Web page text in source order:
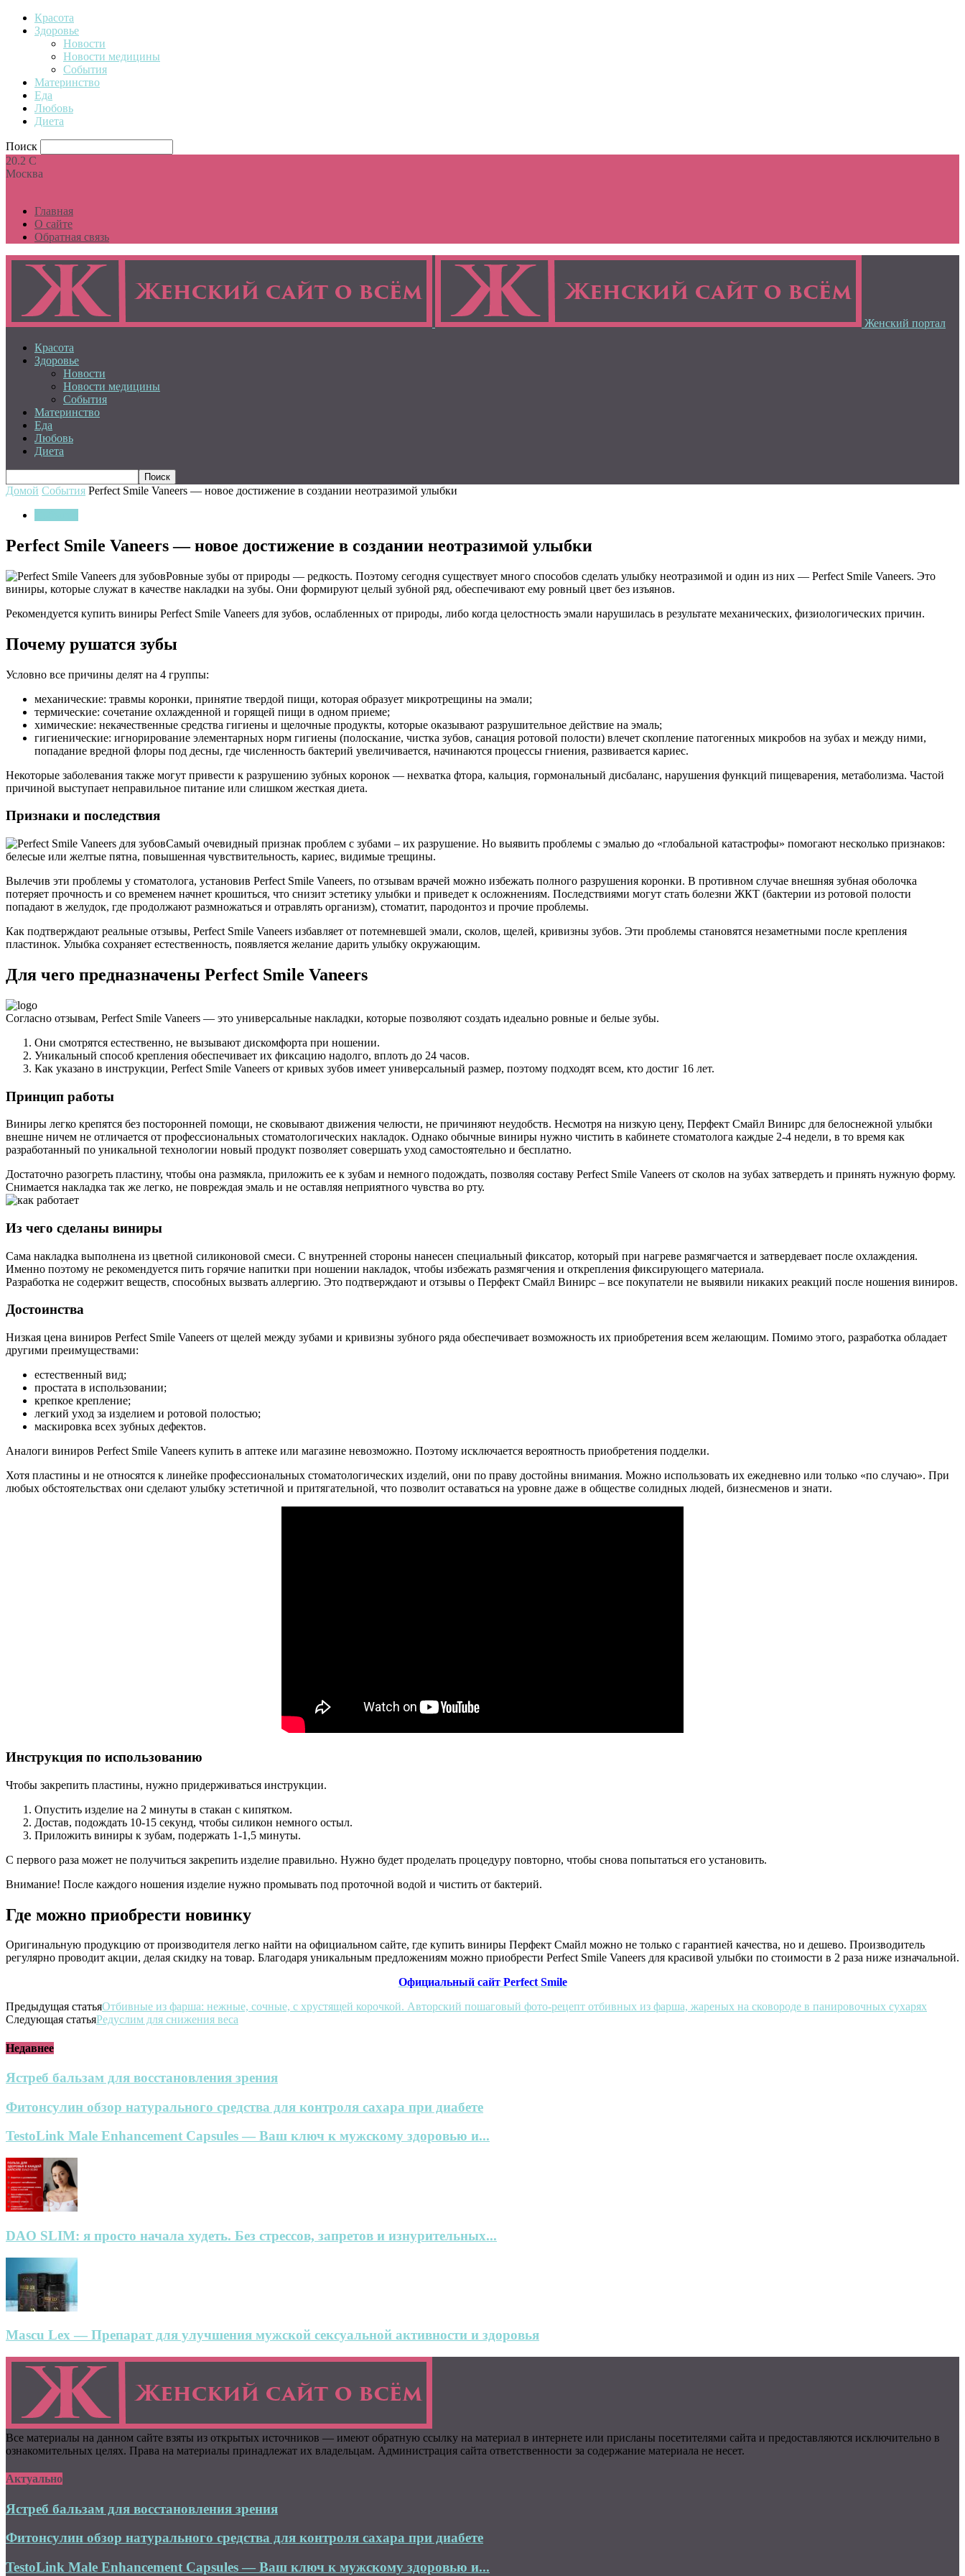
Красота
Здоровье
Новости
Новости медицины
События
Материнство
Еда
Любовь
Диета
Поиск
20.2 C
Москва
Главная
О сайте
Обратная связь
Женский портал
Красота
Здоровье
Новости
Новости медицины
События
Материнство
Еда
Любовь
Диета
Домой События Perfect Smile Vaneers — новое достижение в создании неотразимой улыбки
Perfect Smile Vaneers — новое достижение в создании неотразимой улыбки
Ровные зубы от природы — редкость. Поэтому сегодня существует много способов сделать улыбку неотразимой и один из них — Perfect Smile Vaneers. Это
виниры, которые служат в качестве накладки на зубы. Они формируют целый зубной ряд, обеспечивают ему ровный цвет без изъянов.
Рекомендуется купить виниры Perfect Smile Vaneers для зубов, ослабленных от природы, либо когда целостность эмали нарушилась в результате механических, физиологических причин.
Почему рушатся зубы
Условно все причины делят на 4 группы:
механические: травмы коронки, принятие твердой пищи, которая образует микротрещины на эмали;
термические: сочетание охлажденной и горящей пищи в одном приеме;
химические: некачественные средства гигиены и щелочные продукты, которые оказывают разрушительное действие на эмаль;
гигиенические: игнорирование элементарных норм гигиены (полоскание, чистка зубов, санация ротовой полости) влечет скопление патогенных микробов на зубах и между ними,
попадание вредной флоры под десны, где численность бактерий увеличивается, начинаются процессы гниения, развивается кариес.
Некоторые заболевания также могут привести к разрушению зубных коронок — нехватка фтора, кальция, гормональный дисбаланс, нарушения функций пищеварения, метаболизма. Частой
причиной выступает неправильное питание или слишком жесткая диета.
Признаки и последствия
Самый очевидный признак проблем с зубами – их разрушение. Но выявить проблемы с эмалью до «глобальной катастрофы» помогают несколько признаков:
белесые или желтые пятна, повышенная чувствительность, кариес, видимые трещины.
Вылечив эти проблемы у стоматолога, установив Perfect Smile Vaneers, по отзывам врачей можно избежать полного разрушения коронки. В противном случае внешняя зубная оболочка
потеряет прочность и со временем начнет крошиться, что снизит эстетику улыбки и приведет к осложнениям. Последствиями могут стать болезни ЖКТ (бактерии из ротовой полости
попадают в желудок, где продолжают размножаться и отравлять организм), стоматит, пародонтоз и прочие проблемы.
Как подтверждают реальные отзывы, Perfect Smile Vaneers избавляет от потемневшей эмали, сколов, щелей, кривизны зубов. Эти проблемы становятся незаметными после крепления
пластинок. Улыбка сохраняет естественность, появляется желание дарить улыбку окружающим.
Для чего предназначены Perfect Smile Vaneers
Согласно отзывам, Perfect Smile Vaneers — это универсальные накладки, которые позволяют создать идеально ровные и белые зубы.
Они смотрятся естественно, не вызывают дискомфорта при ношении.
Уникальный способ крепления обеспечивает их фиксацию надолго, вплоть до 24 часов.
Как указано в инструкции, Perfect Smile Vaneers от кривых зубов имеет универсальный размер, поэтому подходят всем, кто достиг 16 лет.
Принцип работы
Виниры легко крепятся без посторонней помощи, не сковывают движения челюсти, не причиняют неудобств. Несмотря на низкую цену, Перфект Смайл Винирс для белоснежной улыбки
внешне ничем не отличается от профессиональных стоматологических накладок. Однако обычные виниры нужно чистить в кабинете стоматолога каждые 2-4 недели, в то время как
разработанный по уникальной технологии новый продукт позволяет совершать уход самостоятельно и бесплатно.
Достаточно разогреть пластину, чтобы она размякла, приложить ее к зубам и немного подождать, позволяя составу Perfect Smile Vaneers от сколов на зубах затвердеть и принять нужную форму.
Снимается накладка так же легко, не повреждая эмаль и не оставляя неприятного чувства во рту.
Из чего сделаны виниры
Сама накладка выполнена из цветной силиконовой смеси. С внутренней стороны нанесен специальный фиксатор, который при нагреве размягчается и затвердевает после охлаждения.
Именно поэтому не рекомендуется пить горячие напитки при ношении накладок, чтобы избежать размягчения и открепления фиксирующего материала.
Разработка не содержит веществ, способных вызвать аллергию. Это подтверждают и отзывы о Перфект Смайл Винирс – все покупатели не выявили никаких реакций после ношения виниров.
Достоинства
Низкая цена виниров Perfect Smile Vaneers от щелей между зубами и кривизны зубного ряда обеспечивает возможность их приобретения всем желающим. Помимо этого, разработка обладает
другими преимуществами:
естественный вид;
простата в использовании;
крепкое крепление;
легкий уход за изделием и ротовой полостью;
маскировка всех зубных дефектов.
Аналоги виниров Perfect Smile Vaneers купить в аптеке или магазине невозможно. Поэтому исключается вероятность приобретения подделки.
Хотя пластины и не относятся к линейке профессиональных стоматологических изделий, они по праву достойны внимания. Можно использовать их ежедневно или только «по случаю». При
любых обстоятельствах они сделают улыбку эстетичной и притягательной, что позволит оставаться на уровне даже в обществе солидных людей, бизнесменов и знати.
Инструкция по использованию
Чтобы закрепить пластины, нужно придерживаться инструкции.
Опустить изделие на 2 минуты в стакан с кипятком.
Достав, подождать 10-15 секунд, чтобы силикон немного остыл.
Приложить виниры к зубам, подержать 1-1,5 минуты.
С первого раза может не получиться закрепить изделие правильно. Нужно будет проделать процедуру повторно, чтобы снова попытаться его установить.
Внимание! После каждого ношения изделие нужно промывать под проточной водой и чистить от бактерий.
Где можно приобрести новинку
Оригинальную продукцию от производителя легко найти на официальном сайте, где купить виниры Перфект Смайл можно не только с гарантией качества, но и дешево. Производитель
регулярно проводит акции, делая скидку на товар. Благодаря уникальным предложениям можно приобрести Perfect Smile Vaneers для красивой улыбки по стоимости в 2 раза ниже изначальной.
Официальный сайт Perfect Smile
Предыдущая статьяОтбивные из фарша: нежные, сочные, с хрустящей корочкой. Авторский пошаговый фото-рецепт отбивных из фарша, жареных на сковороде в панировочных сухарях
Следующая статьяРедуслим для снижения веса
Недавнее
Ястреб бальзам для восстановления зрения
Фитонсулин обзор натурального средства для контроля сахара при диабете
TestoLink Male Enhancement Capsules — Ваш ключ к мужскому здоровью и...
DAO SLIM: я просто начала худеть. Без стрессов, запретов и изнурительных...
Mascu Lex — Препарат для улучшения мужской сексуальной активности и здоровья
Все материалы на данном сайте взяты из открытых источников — имеют обратную ссылку на материал в интернете или присланы посетителями сайта и предоставляются исключительно в
ознакомительных целях. Права на материалы принадлежат их владельцам. Администрация сайта ответственности за содержание материала не несет.
Актуально
Ястреб бальзам для восстановления зрения
Фитонсулин обзор натурального средства для контроля сахара при диабете
TestoLink Male Enhancement Capsules — Ваш ключ к мужскому здоровью и...